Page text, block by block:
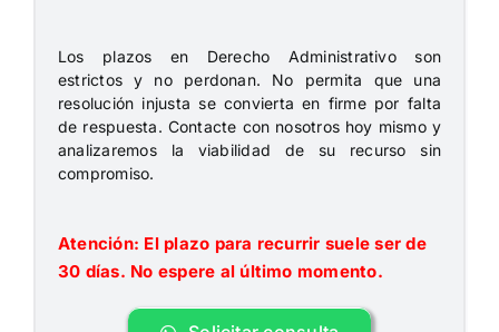
Los plazos en Derecho Administrativo son
estrictos y no perdonan. No permita que una
resolución injusta se convierta en firme por falta
de respuesta. Contacte con nosotros hoy mismo y
analizaremos la viabilidad de su recurso sin
compromiso.
Atención: El plazo para recurrir suele ser de
30 días. No espere al último momento.